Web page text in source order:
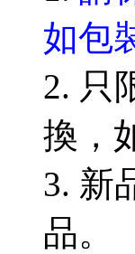
如包
2. 只
換，
3. 新
品。